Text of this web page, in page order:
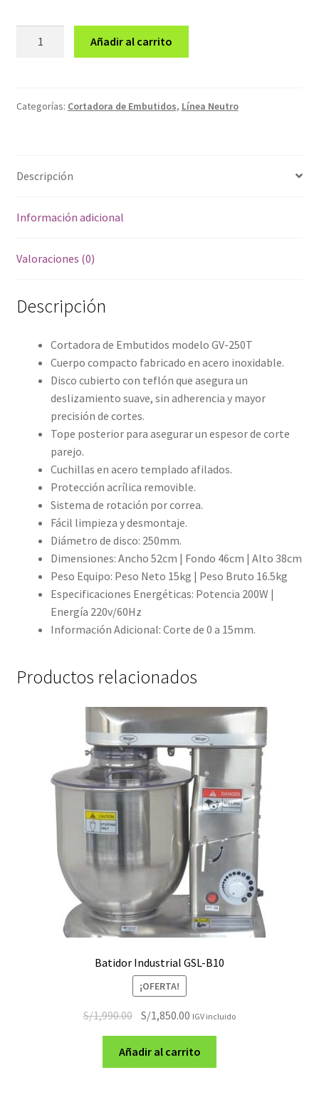
250T
Añadir al carrito
Categorías: Cortadora de Embutidos, Línea Neutro
Descripción
Información adicional
Valoraciones (0)
Descripción
Cortadora de Embutidos modelo GV-250T
Cuerpo compacto fabricado en acero inoxidable.
Disco cubierto con teflón que asegura un
deslizamiento suave, sin adherencia y mayor
precisión de cortes.
Tope posterior para asegurar un espesor de corte
parejo.
Cuchillas en acero templado afilados.
Protección acrílica removible.
Sistema de rotación por correa.
Fácil limpieza y desmontaje.
Diámetro de disco: 250mm.
Dimensiones: Ancho 52cm | Fondo 46cm | Alto 38cm
Peso Equipo: Peso Neto 15kg | Peso Bruto 16.5kg
Especificaciones Energéticas: Potencia 200W |
Energía 220v/60Hz
Información Adicional: Corte de 0 a 15mm.
Productos relacionados
Batidor Industrial GSL-B10
¡OFERTA!
S/1,990.00 El
precio
original
era:
S/1,850.00 El
precio
actual
es:
IGV incluido
Añadir al carrito